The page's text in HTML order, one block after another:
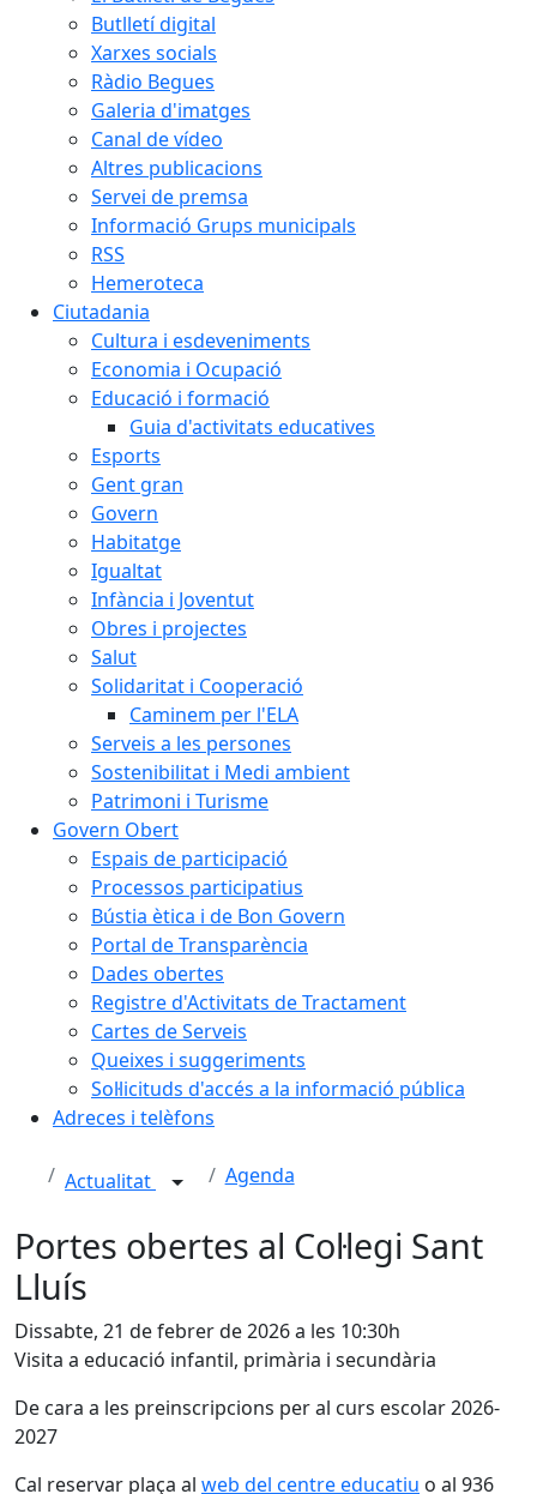
Butlletí digital
Xarxes socials
Ràdio Begues
Galeria d'imatges
Canal de vídeo
Altres publicacions
Servei de premsa
Informació Grups municipals
RSS
Hemeroteca
Ciutadania
Cultura i esdeveniments
Economia i Ocupació
Educació i formació
Guia d'activitats educatives
Esports
Gent gran
Govern
Habitatge
Igualtat
Infància i Joventut
Obres i projectes
Salut
Solidaritat i Cooperació
Caminem per l'ELA
Serveis a les persones
Sostenibilitat i Medi ambient
Patrimoni i Turisme
Govern Obert
Espais de participació
Processos participatius
Bústia ètica i de Bon Govern
Portal de Transparència
Dades obertes
Registre d'Activitats de Tractament
Cartes de Serveis
Queixes i suggeriments
Sol·licituds d'accés a la informació pública
Adreces i telèfons
Actualitat Agenda
Portes obertes al Col·legi Sant
Lluís
Dissabte, 21 de febrer de 2026 a les 10:30h
Visita a educació infantil, primària i secundària
De cara a les preinscripcions per al curs escolar 2026-
2027
Cal reservar plaça al web del centre educatiu o al 936